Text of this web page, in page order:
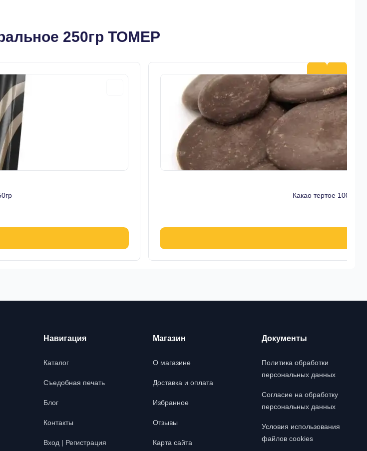
250гр ТОМЕР
Какао тертое 100гр
Навигация
Каталог
Съедобная печать
Блог
Контакты
Вход | Регистрация
Магазин
О магазине
Доставка и оплата
Избранное
Отзывы
Карта сайта
Документы
Политика обработки
персональных данных
Согласие на обработку
персональных данных
Условия использования
файлов cookies